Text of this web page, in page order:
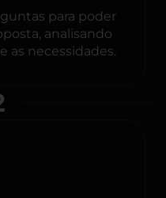
para poder
analisando
as necessidades.